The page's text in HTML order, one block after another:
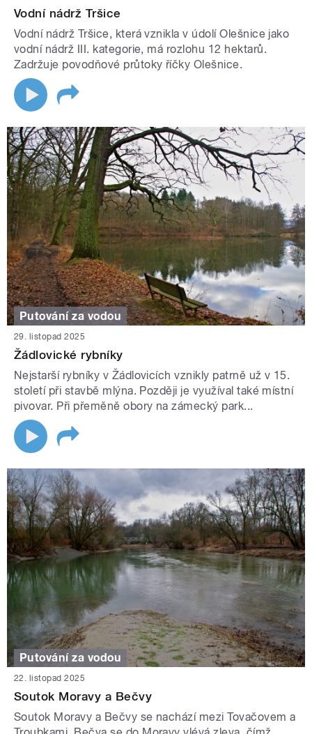
Vodní nádrž Tršice
Vodní nádrž Tršice, která vznikla v údolí Olešnice jako
vodní nádrž III. kategorie, má rozlohu 12 hektarů.
Zadržuje povodňové průtoky říčky Olešnice.
Putování za vodou
29. listopad 2025
Žádlovické rybníky
Nejstarší rybníky v Žádlovicích vznikly patrně už v 15.
století při stavbě mlýna. Později je využíval také místní
pivovar. Při přeměně obory na zámecký park...
Putování za vodou
22. listopad 2025
Soutok Moravy a Bečvy
Soutok Moravy a Bečvy se nachází mezi Tovačovem a